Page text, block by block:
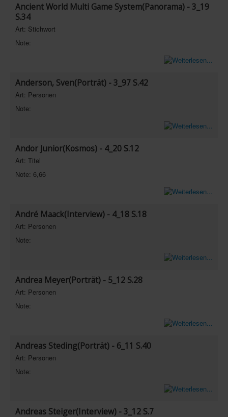
Ancient World Multi Game System(Panorama) - 3_19
S.34
Art: Stichwort
Note:
Anderson, Sven(Porträt) - 3_97 S.42
Art: Personen
Note:
Andor Junior(Kosmos) - 4_20 S.12
Art: Titel
Note: 6,66
André Maack(Interview) - 4_18 S.18
Art: Personen
Note:
Andrea Meyer(Porträt) - 5_12 S.28
Art: Personen
Note:
Andreas Steding(Porträt) - 6_11 S.40
Art: Personen
Note:
Andreas Steiger(Interview) - 3_12 S.7